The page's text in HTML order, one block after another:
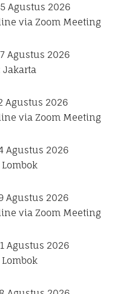
Agustus 2026
via Zoom Meeting
Agustus 2026
Agustus 2026
via Zoom Meeting
Agustus 2026
Agustus 2026
via Zoom Meeting
Agustus 2026